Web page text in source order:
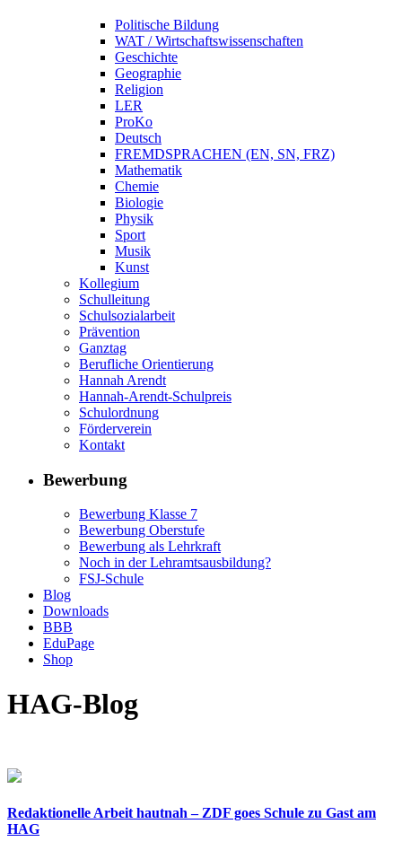
Politische Bildung
WAT / Wirtschaftswissenschaften
Geschichte
Geographie
Religion
LER
ProKo
Deutsch
FREMDSPRACHEN (EN, SN, FRZ)
Mathematik
Chemie
Biologie
Physik
Sport
Musik
Kunst
Kollegium
Schulleitung
Schulsozialarbeit
Prävention
Ganztag
Berufliche Orientierung
Hannah Arendt
Hannah-Arendt-Schulpreis
Schulordnung
Förderverein
Kontakt
Bewerbung
Bewerbung Klasse 7
Bewerbung Oberstufe
Bewerbung als Lehrkraft
Noch in der Lehramtsausbildung?
FSJ-Schule
Blog
Downloads
BBB
EduPage
Shop
HAG-Blog
Redaktionelle Arbeit hautnah – ZDF goes Schule zu Gast am
HAG